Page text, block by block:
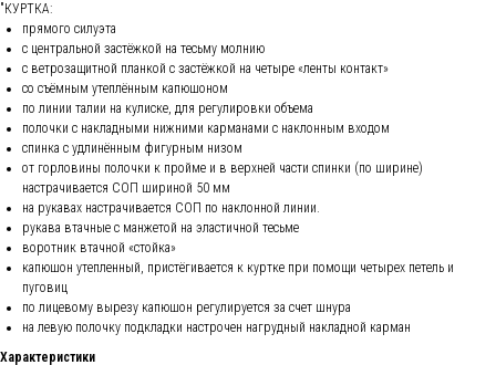
"КУРТКА:
прямого силуэта
с центральной застёжкой на тесьму молнию
с ветрозащитной планкой с застёжкой на четыре «ленты контакт»
со съёмным утеплённым капюшоном
по линии талии на кулиске, для регулировки объема
полочки с накладными нижними карманами с наклонным входом
спинка с удлинённым фигурным низом
от горловины полочки к пройме и в верхней части спинки (по ширине)
настрачивается СОП шириной 50 мм
на рукавах настрачивается СОП по наклонной линии.
рукава втачные с манжетой на эластичной тесьме
воротник втачной «стойка»
капюшон утепленный, пристёгивается к куртке при помощи четырех петель и
пуговиц
по лицевому вырезу капюшон регулируется за счет шнура
на левую полочку подкладки настрочен нагрудный накладной карман
Характеристики